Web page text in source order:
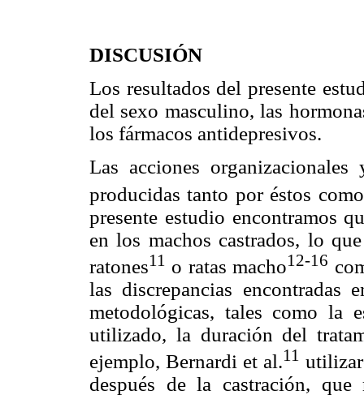
DISCUSIÓN
Los resultados del presente
del sexo masculino, las
los fármacos antidepresivos.
Las acciones
producidas tanto por éstos
presente estudio encontramos
en los machos castrados, lo
ratones11 o ratas macho12-16
las discrepancias encontradas
metodológicas, tales como la
utilizado, la duración del
ejemplo, Bernardi et al.11
después de la castración,